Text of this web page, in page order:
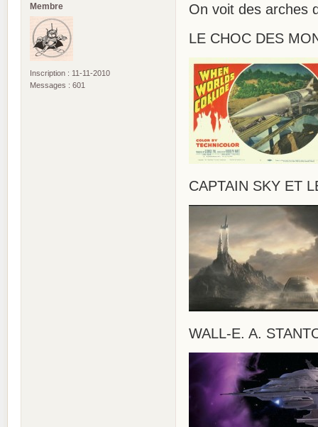
Membre
Inscription : 11-11-2010
Messages : 601
On voit des arches
LE CHOC DES
CAPTAIN SKY ET
WALL-E. A.